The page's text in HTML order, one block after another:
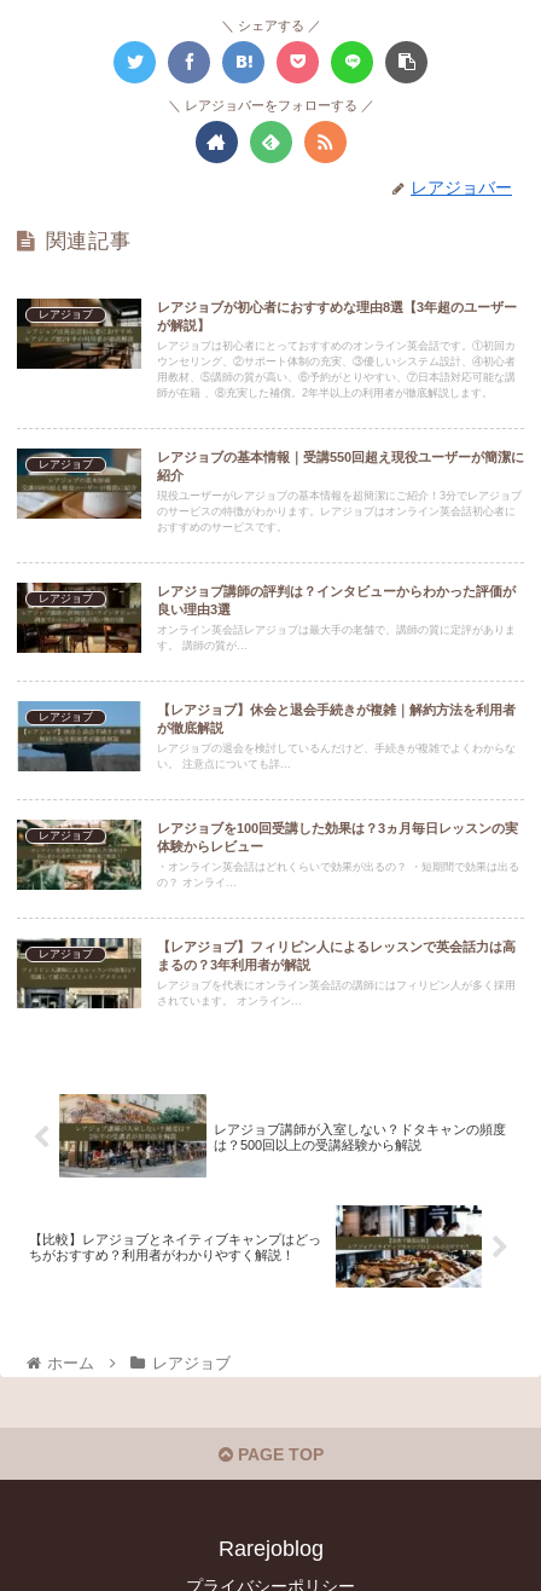
シェアする
レアジョバーをフォローする
レアジョバー
関連記事
レアジョブ
レアジョブが初心者におすすめな理由8選【3年超のユーザー
が解説】
レアジョブは初心者にとっておすすめのオンライン英会話です。①初回カ
ウンセリング、②サポート体制の充実、③優しいシステム設計、④初心者
用教材、⑤講師の質が高い、⑥予約がとりやすい、⑦日本語対応可能な講
師が在籍 、⑧充実した補償。2年半以上の利用者が徹底解説します。
レアジョブ
レアジョブの基本情報｜受講550回超え現役ユーザーが簡潔に
紹介
現役ユーザーがレアジョブの基本情報を超簡潔にご紹介！3分でレアジョブ
のサービスの特徴がわかります。レアジョブはオンライン英会話初心者に
おすすめのサービスです。
レアジョブ
レアジョブ講師の評判は？インタビューからわかった評価が
良い理由3選
オンライン英会話レアジョブは最大手の老舗で、講師の質に定評がありま
す。 講師の質が...
レアジョブ
【レアジョブ】休会と退会手続きが複雑｜解約方法を利用者
が徹底解説
レアジョブの退会を検討しているんだけど、手続きが複雑でよくわからな
い。 注意点についても詳...
レアジョブ
レアジョブを100回受講した効果は？3ヵ月毎日レッスンの実
体験からレビュー
・オンライン英会話はどれくらいで効果が出るの？ ・短期間で効果は出る
の？ オンライ...
レアジョブ
【レアジョブ】フィリピン人によるレッスンで英会話力は高
まるの？3年利用者が解説
レアジョブを代表にオンライン英会話の講師にはフィリピン人が多く採用
されています。 オンライン...
レアジョブ講師が入室しない？ドタキャンの頻度
は？500回以上の受講経験から解説
【比較】レアジョブとネイティブキャンプはどっ
ちがおすすめ？利用者がわかりやすく解説！
ホーム レアジョブ
PAGE TOP
Rarejoblog
プライバシーポリシー